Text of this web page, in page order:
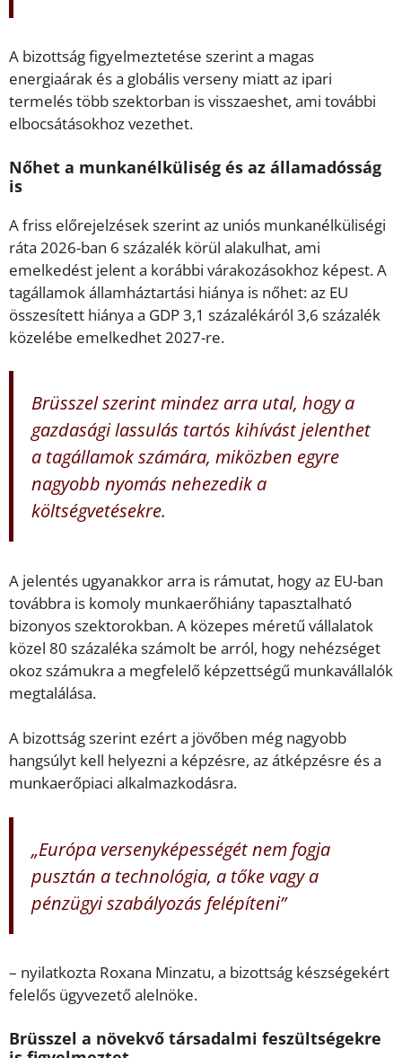
A bizottság figyelmeztetése szerint a magas
energiaárak és a globális verseny miatt az ipari
termelés több szektorban is visszaeshet, ami további
elbocsátásokhoz vezethet.
Nőhet a munkanélküliség és az államadósság
is
A friss előrejelzések szerint az uniós munkanélküliségi
ráta 2026-ban 6 százalék körül alakulhat, ami
emelkedést jelent a korábbi várakozásokhoz képest. A
tagállamok államháztartási hiánya is nőhet: az EU
összesített hiánya a GDP 3,1 százalékáról 3,6 százalék
közelébe emelkedhet 2027-re.
Brüsszel szerint mindez arra utal, hogy a
gazdasági lassulás tartós kihívást jelenthet
a tagállamok számára, miközben egyre
nagyobb nyomás nehezedik a
költségvetésekre.
A jelentés ugyanakkor arra is rámutat, hogy az EU-ban
továbbra is komoly munkaerőhiány tapasztalható
bizonyos szektorokban. A közepes méretű vállalatok
közel 80 százaléka számolt be arról, hogy nehézséget
okoz számukra a megfelelő képzettségű munkavállalók
megtalálása.
A bizottság szerint ezért a jövőben még nagyobb
hangsúlyt kell helyezni a képzésre, az átképzésre és a
munkaerőpiaci alkalmazkodásra.
„Európa versenyképességét nem fogja
pusztán a technológia, a tőke vagy a
pénzügyi szabályozás felépíteni”
– nyilatkozta Roxana Minzatu, a bizottság készségekért
felelős ügyvezető alelnöke.
Brüsszel a növekvő társadalmi feszültségekre